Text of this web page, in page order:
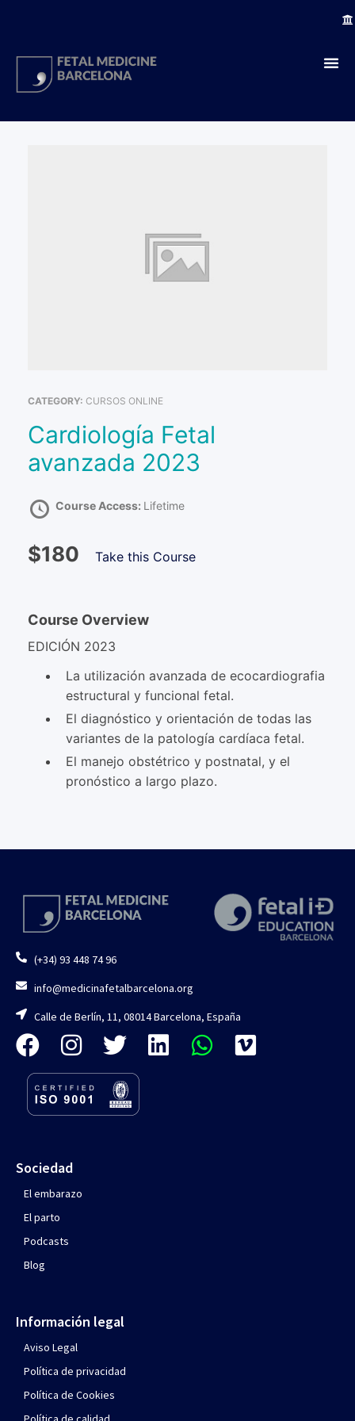
CATEGORY: CURSOS ONLINE
Cardiología Fetal
avanzada 2023
Course Access: Lifetime
$180 Take this Course
Course Overview
EDICIÓN 2023
La utilización avanzada de ecocardiografia
estructural y funcional fetal.
El diagnóstico y orientación de todas las
variantes de la patología cardíaca fetal.
El manejo obstétrico y postnatal, y el
pronóstico a largo plazo.
(+34) 93 448 74 96
info@medicinafetalbarcelona.org
Calle de Berlín, 11, 08014 Barcelona, España
Sociedad
El embarazo
El parto
Podcasts
Blog
Información legal
Aviso Legal
Política de privacidad
Política de Cookies